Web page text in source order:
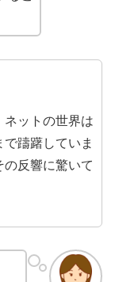
ネットの世界は
躊躇していま
の反響に驚いて